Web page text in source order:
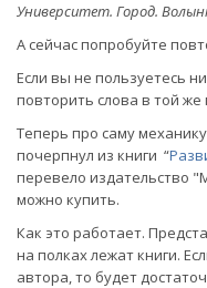
Университет. Город.
А сейчас попробуйте
Если вы не пользуетесь
повторить слова в той же
Теперь про саму
почерпнул из книги “
перевело издательство
можно купить.
Как это работает.
на полках лежат книги.
автора, то будет